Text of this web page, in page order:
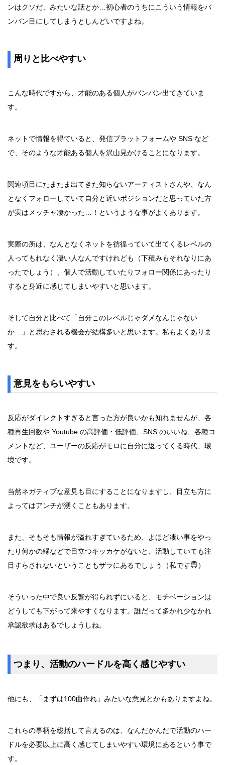
ンはクソだ、みたいな話とか…初心者のうちにこういう情報をバ
ンバン目にしてしまうとしんどいですよね。
周りと比べやすい
こんな時代ですから、才能のある個人がバンバン出てきていま
す。
ネットで情報を得ていると、発信プラットフォームや SNS など
で、そのような才能ある個人を沢山見かけることになります。
関連項目にたまたま出てきた知らないアーティストさんや、なん
となくフォローしていて自分と近いポジションだと思っていた方
が実はメッチャ凄かった…！というような事がよくあります。
実際の所は、なんとなくネットを彷徨っていて出てくるレベルの
人ってもれなく凄い人なんですけれども（下積みもそれなりにあ
ったでしょう）、個人で活動していたりフォロー関係にあったり
すると身近に感じてしまいやすいと思います。
そして自分と比べて「自分このレベルじゃダメなんじゃない
か…」と思わされる機会が結構多いと思います。私もよくありま
す。
意見をもらいやすい
反応がダイレクトすぎると言った方が良いかも知れませんが、各
種再生回数や Youtube の高評価・低評価、SNS のいいね、各種コ
メントなど、ユーザーの反応がモロに自分に返ってくる時代、環
境です。
当然ネガティブな意見も目にすることになりますし、目立ち方に
よってはアンチが湧くこともあります。
また、そもそも情報が溢れすぎているため、よほど凄い事をやっ
たり何かの縁などで目立つキッカケがないと、活動していても注
目すらされないということもザラにあるでしょう（私です😇）
そういった中で良い反響が得られずにいると、モチベーションは
どうしても下がって来やすくなります。誰だって多かれ少なかれ
承認欲求はあるでしょうしね。
つまり、活動のハードルを高く感じやすい
他にも、「まずは100曲作れ」みたいな意見とかもありますよね。
これらの事柄を総括して言えるのは、なんだかんだで活動のハー
ドルを必要以上に高く感じてしまいやすい環境にあるという事で
す。